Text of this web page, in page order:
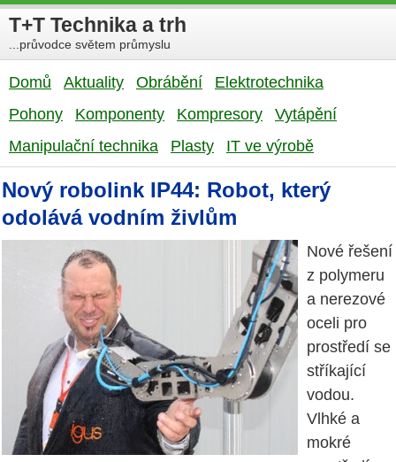
T+T Technika a trh
...průvodce světem průmyslu
Domů Aktuality Obrábění
Elektrotechnika
Pohony
Komponenty Kompresory
Vytápění
Manipulační technika
Plasty IT ve výrobě
Nový robolink IP44: Robot, který
odolává vodním živlům
Nové řešení
z polymeru
a nerezové
oceli pro
prostředí se
stříkající
vodou.
Vlhké a
mokré